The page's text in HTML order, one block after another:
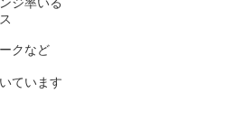
クなど
ています